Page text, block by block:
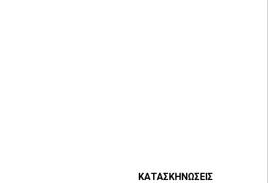
ΚΑΤΑΣΚΗΝΩΣΕΙΣ